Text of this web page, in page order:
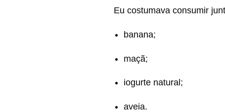
Eu costumava consumir
banana;
maçã;
iogurte natural;
aveia.